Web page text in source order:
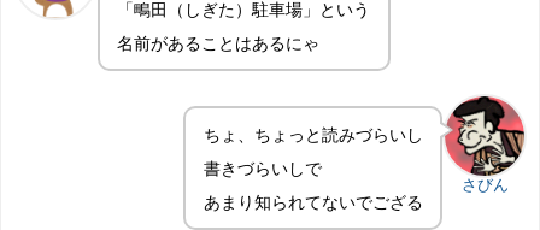
「鴫田（しぎた）駐車場」という
名前があることはあるにゃ
さびん
ちょ、ちょっと読みづらいし
書きづらいしで
あまり知られてないでござる